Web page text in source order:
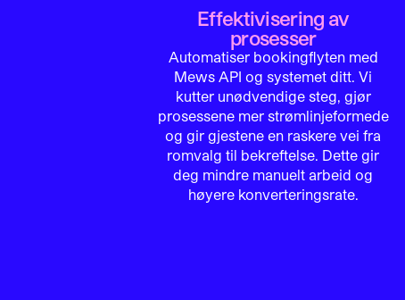
Effektivisering av
prosesser
Automatiser bookingflyten med
Mews API og systemet ditt. Vi
kutter unødvendige steg, gjør
prosessene mer strømlinjeformede
og gir gjestene en raskere vei fra
romvalg til bekreftelse. Dette gir
deg mindre manuelt arbeid og
høyere konverteringsrate.